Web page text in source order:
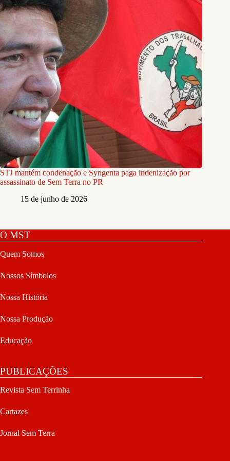
STJ mantém condenação e Syngenta paga indenização por
assassinato de Sem Terra no PR
15 de junho de 2026
O MST
Quem Somos
Nossos Símbolos
Nossa História
Nossa Produção
Educação
PUBLICAÇÕES
Revista Sem Terrinha
Cartazes
Jornal Sem Terra